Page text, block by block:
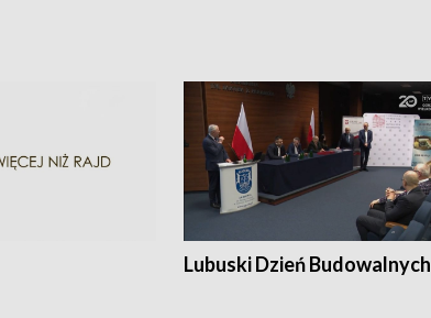
Lubuski Dzień Budowalnych